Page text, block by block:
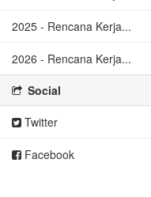
2025 - Rencana Kerja...
2026 - Rencana Kerja...
Social
Twitter
Facebook